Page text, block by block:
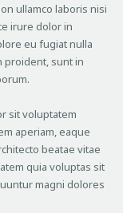
ullamco laboris nisi
irure dolor in
eu fugiat nulla
proident, sunt in
sit voluptatem
aperiam, eaque
beatae vitae
quia voluptas sit
magni dolores